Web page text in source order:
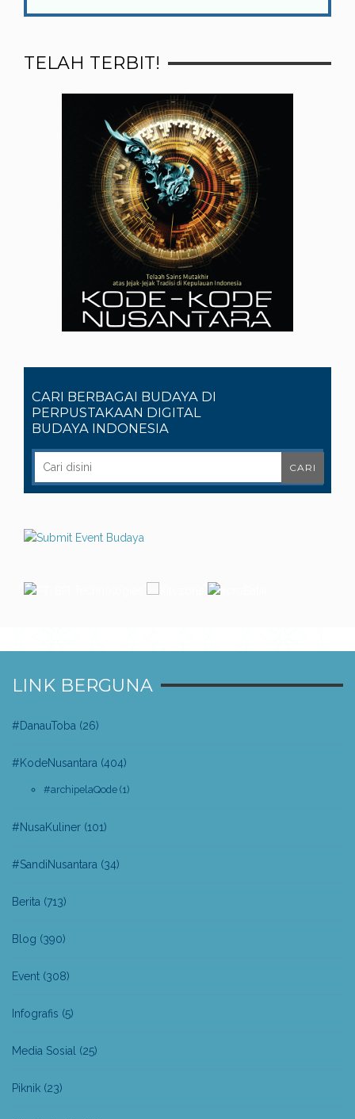
TELAH TERBIT!
CARI BERBAGAI BUDAYA DI
PERPUSTAKAAN DIGITAL
BUDAYA INDONESIA
LINK BERGUNA
#DanauToba (26)
#KodeNusantara (404)
#archipelaQode (1)
#NusaKuliner (101)
#SandiNusantara (34)
Berita (713)
Blog (390)
Event (308)
Infografis (5)
Media Sosial (25)
Piknik (23)